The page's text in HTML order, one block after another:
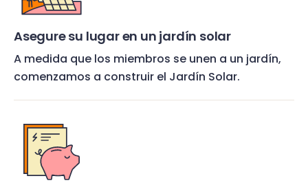
Asegure su lugar en un jardín solar
A medida que los miembros se unen a un jardín,
comenzamos a construir el Jardín Solar.